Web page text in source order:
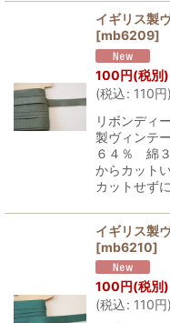
イギリス製
[mb6209]
100円(税別)
(税込: 110円)
リボンディ
製ヴィンテ
６４％ 綿
からカット
カットせず
イギリス製
[mb6210]
100円(税別)
(税込: 110円)